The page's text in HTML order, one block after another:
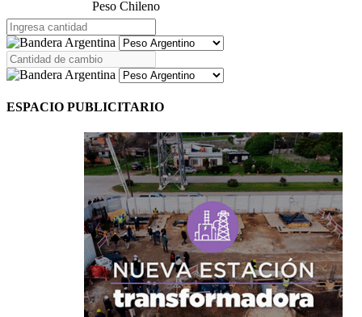
Peso Chileno
ESPACIO PUBLICITARIO